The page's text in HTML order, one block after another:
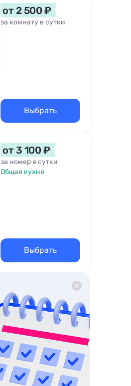
Сначала дешевле
Сначала дороже
от 2 500 ₽
за комнату в сутки
Выбрать
от 3 100 ₽
за номер в сутки
Общая кухня
Выбрать